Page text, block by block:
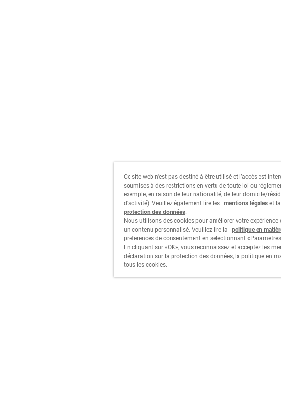
Ce site web n'est pas destiné à être utilisé et l’accès est
soumises à des restrictions en vertu de toute loi ou
exemple, en raison de leur nationalité, de leur domicile/
d'activité). Veuillez également lire les mentions légales et la
protection des données.
Nous utilisons des cookies pour améliorer votre
un contenu personnalisé. Veuillez lire la
politique en
préférences de consentement en sélectionnant
En cliquant sur «OK», vous reconnaissez et acceptez les
déclaration sur la protection des données, la politique en
tous les cookies.